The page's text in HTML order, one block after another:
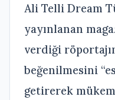
Ali Telli Dream
yayınlanan
verdiği
beğenilmesini
getirerek